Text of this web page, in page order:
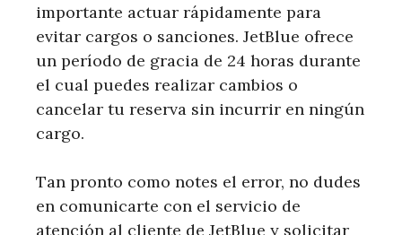
importante actuar rápidamente para
evitar cargos o sanciones. JetBlue ofrece
un período de gracia de 24 horas durante
el cual puedes realizar cambios o
cancelar tu reserva sin incurrir en ningún
cargo.
Tan pronto como notes el error, no dudes
en comunicarte con el servicio de
atención al cliente de JetBlue y solicitar